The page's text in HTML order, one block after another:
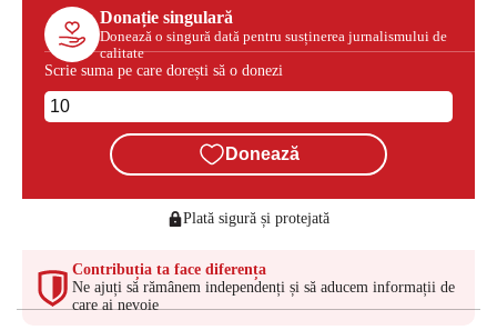
Donație singulară
Donează o singură dată pentru susținerea jurnalismului de
calitate
Scrie suma pe care dorești să o donezi
Donează
Plată sigură și protejată
Contribuția ta face diferența
Ne ajuți să rămânem independenți și să aducem informații de
care ai nevoie